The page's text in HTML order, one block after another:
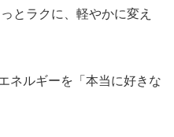
とラクに、軽やかに変え
ネルギーを「本当に好きな